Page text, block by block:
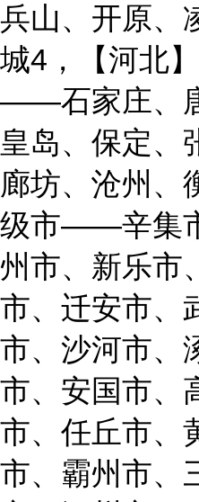
兵山、开原、
城4，【河北
——石家庄、
皇岛、保定、
廊坊、沧州、
级市——辛集
州市、新乐市
市、迁安市、
市、沙河市、
市、安国市、
市、任丘市、
市、霸州市、